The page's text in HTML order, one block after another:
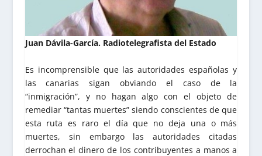
Juan Dávila-García. Radiotelegrafista del Estado
Es incomprensible que las autoridades españolas y
las canarias sigan obviando el caso de la
“inmigración”, y no hagan algo con el objeto de
remediar “tantas muertes” siendo conscientes de que
esta ruta es raro el día que no deja una o más
muertes, sin embargo las autoridades citadas
derrochan el dinero de los contribuyentes a manos a